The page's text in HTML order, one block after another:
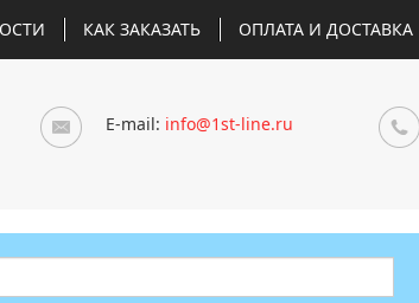
КАК ЗАКАЗАТЬ ОПЛАТА И ДОСТАВКА
E-mail: info@1st-line.ru